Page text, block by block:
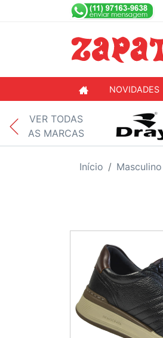
NOVIDADES
VER TODAS
AS MARCAS
Início Masculino